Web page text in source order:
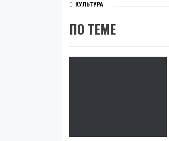
КУЛЬТУРА
ПО ТЕМЕ